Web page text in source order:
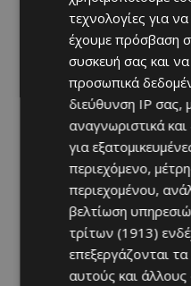
τεχνολογίες για
έχουμε πρόσβαση
συσκευή σας και
προσωπικά
διεύθυνση IP σας,
αναγνωριστικά
για
περιεχόμενο,
περιεχομένου,
βελτίωση
τρίτων (1913)
επεξεργάζονται
αυτούς και